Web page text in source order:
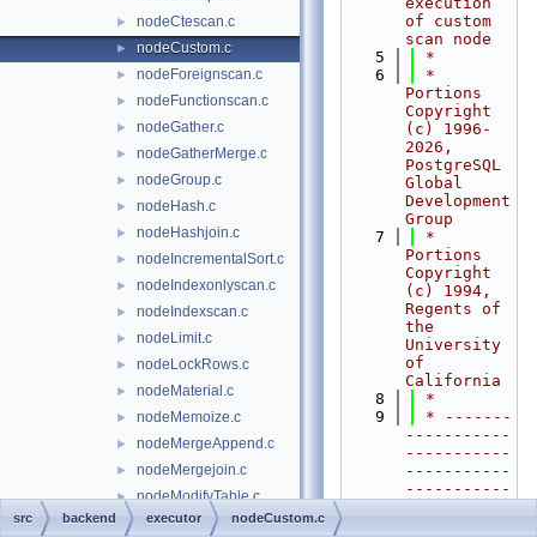
► nodeCtescan.c
► nodeCustom.c
► nodeForeignscan.c
► nodeFunctionscan.c
► nodeGather.c
► nodeGatherMerge.c
► nodeGroup.c
► nodeHash.c
► nodeHashjoin.c
► nodeIncrementalSort.c
► nodeIndexonlyscan.c
► nodeIndexscan.c
► nodeLimit.c
► nodeLockRows.c
► nodeMaterial.c
► nodeMemoize.c
► nodeMergeAppend.c
► nodeMergejoin.c
► nodeModifyTable.c
nodeNamedtuplestorescan.c
of custom
scan node
    5
*
    6
*
Portions
Copyright
(c) 1996-
2026,
PostgreSQL
Global
Development
Group
    7
*
Portions
Copyright
(c) 1994,
Regents of
the
University
of
California
    8
*
    9
* -------
-----------
-----------
-----------
-----------
src backend executor nodeCustom.c